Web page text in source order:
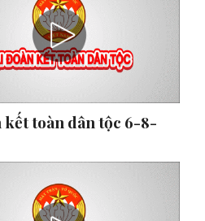
kết toàn dân tộc 6-8-